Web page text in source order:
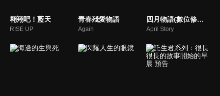
翱翔吧！藍天
RISE UP
青春殘愛物語
Again
四月物語(數位修復版)
April Story